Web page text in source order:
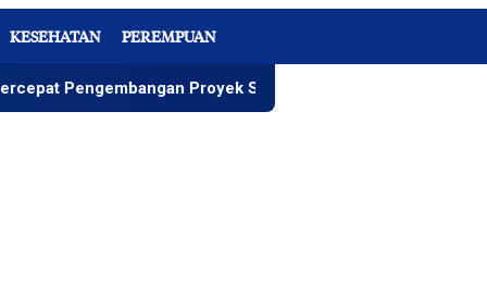
KESEHATAN PEREMPUAN
Proyek Strategis IGP Pomalaa